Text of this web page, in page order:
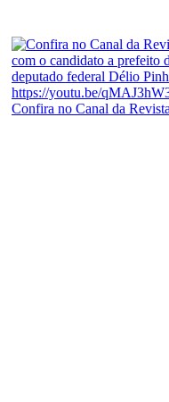
Confira no Canal da